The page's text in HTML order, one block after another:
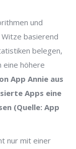
und
basierend
belegen,
eine höhere
App Annie aus
Apps eine
(Quelle: App
nur mit einer